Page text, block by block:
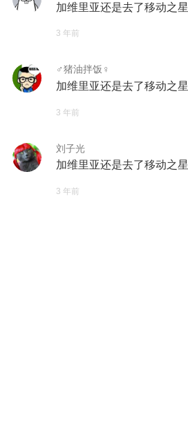
加维里亚还是去了移动之星
3 年前
♂猪油拌饭♀
加维里亚还是去了移动之星
3 年前
刘子光
加维里亚还是去了移动之星
3 年前